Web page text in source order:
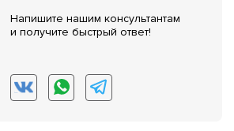
Напишите нашим консультантам
и получите быстрый ответ!